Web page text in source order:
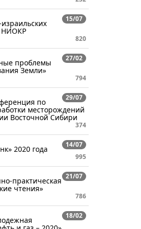
15/07
НИОКР
820
27/02
проблемы
Земли»
794
29/07
по
месторождений
Восточной Сибири
374
14/07
2020 года
995
21/07
практическая
чтения»
786
18/02